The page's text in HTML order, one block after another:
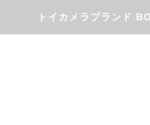
トイカメラブランド